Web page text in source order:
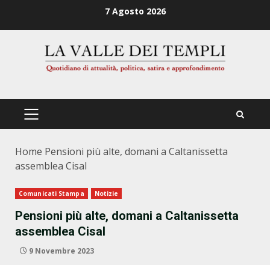
7 Agosto 2026
PRIMÄRES
Home Pensioni più alte, domani a Caltanissetta
assemblea Cisal
Comunicati Stampa Notizie
Pensioni più alte, domani a Caltanissetta
assemblea Cisal
9 Novembre 2023